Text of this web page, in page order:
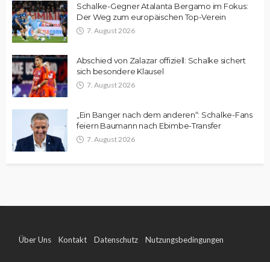
Schalke-Gegner Atalanta Bergamo im Fokus:
Der Weg zum europäischen Top-Verein
7. August 2026
Abschied von Zalazar offiziell: Schalke sichert
sich besondere Klausel
7. August 2026
„Ein Banger nach dem anderen“: Schalke-Fans
feiern Baumann nach Ebimbe-Transfer
7. August 2026
Über Uns Kontakt Datenschutz Nutzungsbedingungen